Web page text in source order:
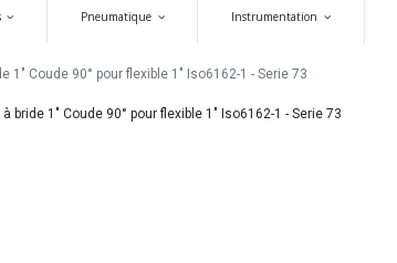
Pneumatique Instrumentation
1" Coude 90° pour flexible 1" Iso6162-1 - Serie 73